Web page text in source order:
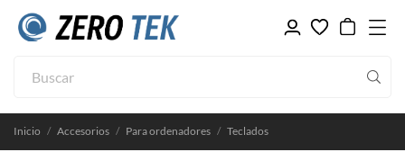
Inicio Accesorios Para ordenadores Teclados